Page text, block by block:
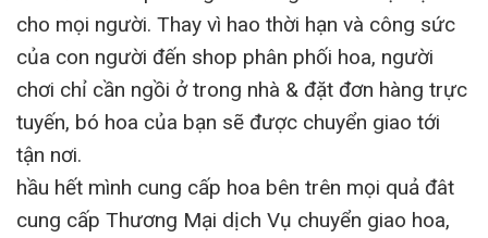
cho mọi người. Thay vì hao thời hạn và công sức
của con người đến shop phân phối hoa, người
chơi chỉ cần ngồi ở trong nhà & đặt đơn hàng trực
tuyến, bó hoa của bạn sẽ được chuyển giao tới
tận nơi.
hầu hết mình cung cấp hoa bên trên mọi quả đât
cung cấp Thương Mại dịch Vụ chuyển giao hoa,